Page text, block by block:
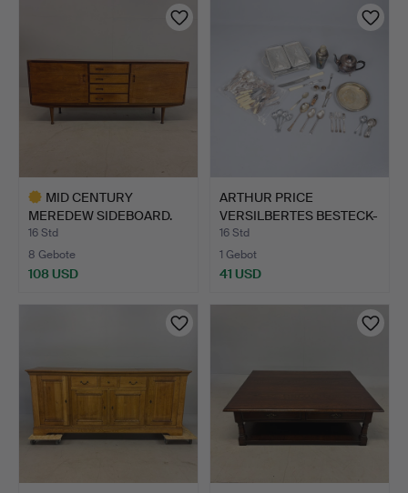
MID CENTURY
MEREDEW SIDEBOARD.
16 Std
8 Gebote
108 USD
ARTHUR PRICE
VERSILBERTES BESTECK-
TEILSET …
16 Std
1 Gebot
41 USD